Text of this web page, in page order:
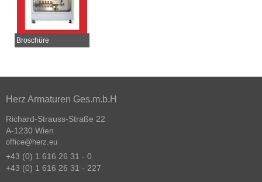
Broschüre
Herz Armaturen Ges.m.b.H
Richard-Strauss-Straße 22
A-1230 Wien
office@herz.eu
+43 (0) 1 616 26 31 - 0
+43 (0) 1 616 26 31 - 227